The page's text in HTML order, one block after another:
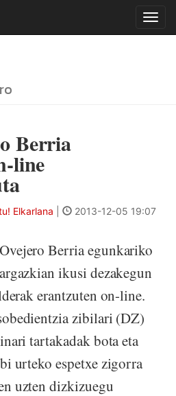
Berria
line
Elkarlana 2013-12-05 19:07
Berria egunkariko
ikusi dezakegun
erantzuten on-line.
zibilari (DZ)
tartakadak bota eta
urteko espetxe zigorra
uzten dizkizuegu